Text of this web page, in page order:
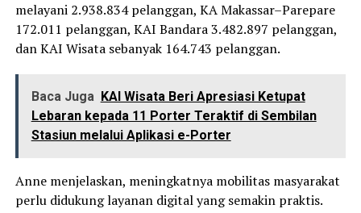
melayani 2.938.834 pelanggan, KA Makassar–Parepare
172.011 pelanggan, KAI Bandara 3.482.897 pelanggan,
dan KAI Wisata sebanyak 164.743 pelanggan.
Baca Juga KAI Wisata Beri Apresiasi Ketupat
Lebaran kepada 11 Porter Teraktif di Sembilan
Stasiun melalui Aplikasi e-Porter
Anne menjelaskan, meningkatnya mobilitas masyarakat
perlu didukung layanan digital yang semakin praktis.